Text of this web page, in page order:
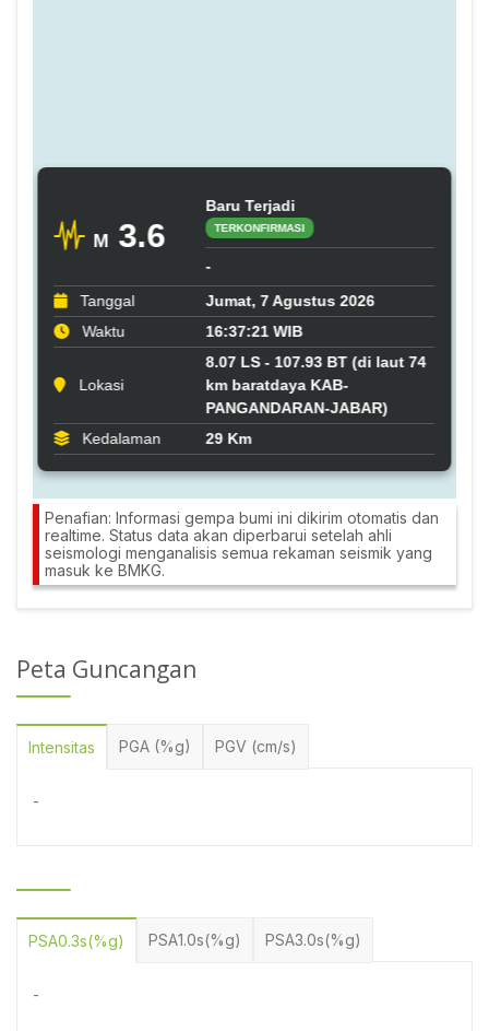
Penafian: Informasi gempa bumi ini dikirim otomatis dan
realtime. Status data akan diperbarui setelah ahli
seismologi menganalisis semua rekaman seismik yang
masuk ke BMKG.
Peta Guncangan
Intensitas PGA (%g) PGV (cm/s)
-
PSA0.3s(%g) PSA1.0s(%g) PSA3.0s(%g)
-